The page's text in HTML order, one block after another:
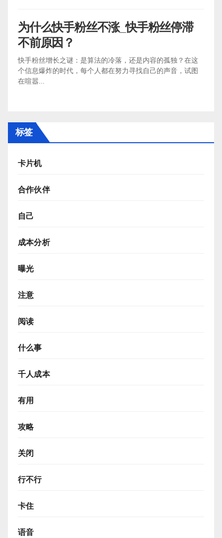
为什么快手粉丝不涨_快手粉丝停滞
不前原因？
快手粉丝增长之谜：是算法的冷落，还是内容的孤独？在这
个信息爆炸的时代，每个人都在努力寻找自己的声音，试图
在喧嚣...
标签
卡片机
合作伙伴
自己
成本分析
曝光
注意
阅读
什么事
千人成本
有用
攻略
关闭
行不行
卡住
语音